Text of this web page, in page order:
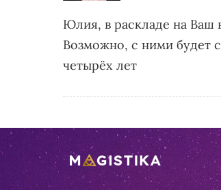
Юлия, в раскладе на Ваш
Возможно, с ними будет
четырёх лет